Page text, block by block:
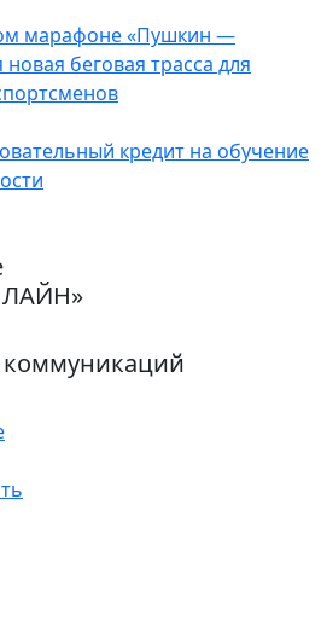
марафоне «Пушкин —
беговая трасса для
кредит на обучение